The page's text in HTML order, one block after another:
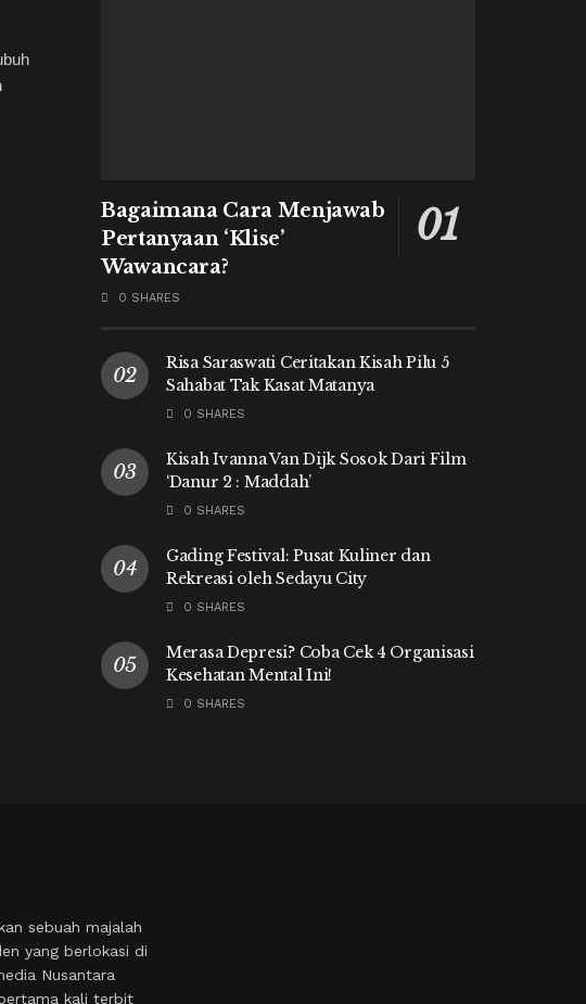
Bagaimana Cara Menjawab
Pertanyaan ‘Klise’
Wawancara?
0 SHARES
Risa Saraswati Ceritakan Kisah Pilu 5
Sahabat Tak Kasat Matanya
0 SHARES
Kisah Ivanna Van Dijk Sosok Dari Film
‘Danur 2 : Maddah’
0 SHARES
Gading Festival: Pusat Kuliner dan
Rekreasi oleh Sedayu City
0 SHARES
Merasa Depresi? Coba Cek 4 Organisasi
Kesehatan Mental Ini!
0 SHARES
sebuah majalah
yang berlokasi di
Nusantara
kali terbit